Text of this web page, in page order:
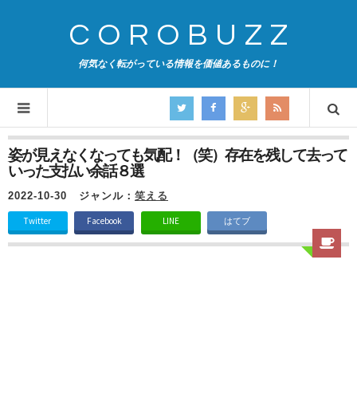
COROBUZZ
何気なく転がっている情報を価値あるものに！
姿が見えなくなっても気配！（笑）存在を残して去って
いった支払い余話８選
2022-10-30 ジャンル： 笑える
Twitter Facebook LINE はてブ